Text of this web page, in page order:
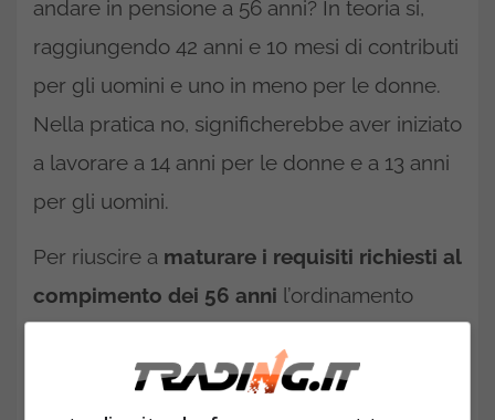
andare in pensione a 56 anni? In teoria si,
raggiungendo 42 anni e 10 mesi di contributi
per gli uomini e uno in meno per le donne.
Nella pratica no, significherebbe aver iniziato
a lavorare a 14 anni per le donne e a 13 anni
per gli uomini.
Per riuscire a maturare i requisiti richiesti al
compimento dei 56 anni l’ordinamento
accedere alla pensione le persone di 56 anni
che non sono più nella condizione di poter